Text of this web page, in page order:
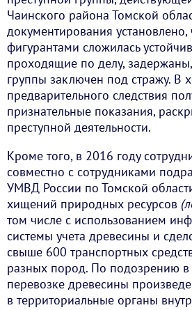
Чаинского района Томской
документирования
фигурантами сложилась
проходящие по делу,
группы заключен под стражу. В
предварительного следствия
признательные показания,
преступной деятельности.
Кроме того, в 2016 году
совместно с сотрудниками
УМВД России по Томской
хищений природных ресурсов
том числе с использованием
системы учета древесины и
свыше 600 транспортных
разных пород. По подозрению в
перевозке древесины
в территориальные органы